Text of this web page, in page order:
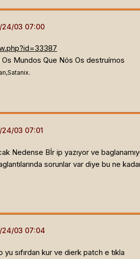
Mundos Que Nós Os destruímos
Nedense Bİr ip yazıyor ve
sorunlar var diye bu ne
sıfırdan kur ve dierk patch e tıkla